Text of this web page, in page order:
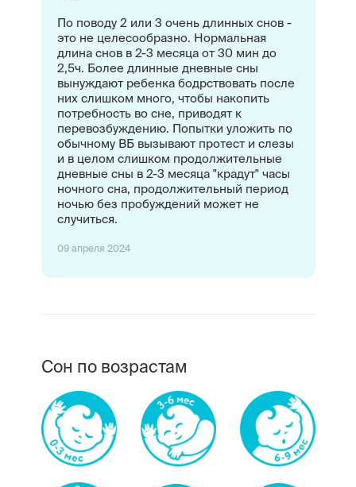
По поводу 2 или 3 очень длинных снов -
это не целесообразно. Нормальная
длина снов в 2-3 месяца от 30 мин до
2,5ч. Более длинные дневные сны
вынуждают ребенка бодрствовать после
них слишком много, чтобы накопить
потребность во сне, приводят к
перевозбуждению. Попытки уложить по
обычному ВБ вызывают протест и слезы
и в целом слишком продолжительные
дневные сны в 2-3 месяца "крадут" часы
ночного сна, продолжительный период
ночью без пробуждений может не
случиться.
09 апреля 2024
Сон по возрастам